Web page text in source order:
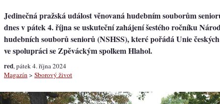
Jedinečná pražská událost věnovaná hudebním souborům
dnes v pátek 4. října se uskuteční zahájení šestého ročníku
hudebních souborů seniorů (NSHSS), které pořádá Unie
ve spolupráci se Zpěváckým spolkem Hlahol.
red, pátek 4. října 2024
Magazín > Sborový život